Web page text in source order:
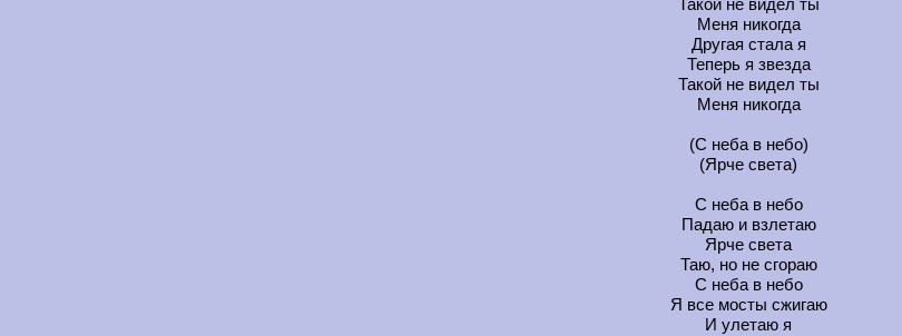
Такой не видел ты
Меня никогда
Другая стала я
Теперь я звезда
Такой не видел ты
Меня никогда
(С неба в небо)
(Ярче света)
С неба в небо
Падаю и взлетаю
Ярче света
Таю, но не сгораю
С неба в небо
Я все мосты сжигаю
И улетаю я